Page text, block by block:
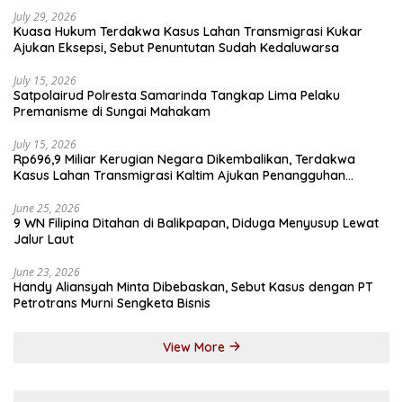
July 29, 2026
Kuasa Hukum Terdakwa Kasus Lahan Transmigrasi Kukar
Ajukan Eksepsi, Sebut Penuntutan Sudah Kedaluwarsa
July 15, 2026
Satpolairud Polresta Samarinda Tangkap Lima Pelaku
Premanisme di Sungai Mahakam
July 15, 2026
Rp696,9 Miliar Kerugian Negara Dikembalikan, Terdakwa
Kasus Lahan Transmigrasi Kaltim Ajukan Penangguhan
June 25, 2026
9 WN Filipina Ditahan di Balikpapan, Diduga Menyusup Lewat
Jalur Laut
June 23, 2026
Handy Aliansyah Minta Dibebaskan, Sebut Kasus dengan PT
Petrotrans Murni Sengketa Bisnis
View More